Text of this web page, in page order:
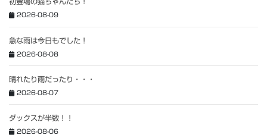
初登場の猫ちゃんたち！
2026-08-09
急な雨は今日もでした！
2026-08-08
晴れたり雨だったり・・・
2026-08-07
ダックスが半数！！
2026-08-06